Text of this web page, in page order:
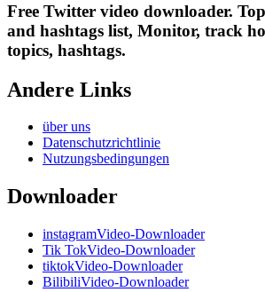
Free Twitter video downloader.
and hashtags list, Monitor, track
topics, hashtags.
Andere Links
über uns
Datenschutzrichtlinie
Nutzungsbedingungen
Downloader
instagramVideo-Downloader
Tik TokVideo-Downloader
tiktokVideo-Downloader
BilibiliVideo-Downloader